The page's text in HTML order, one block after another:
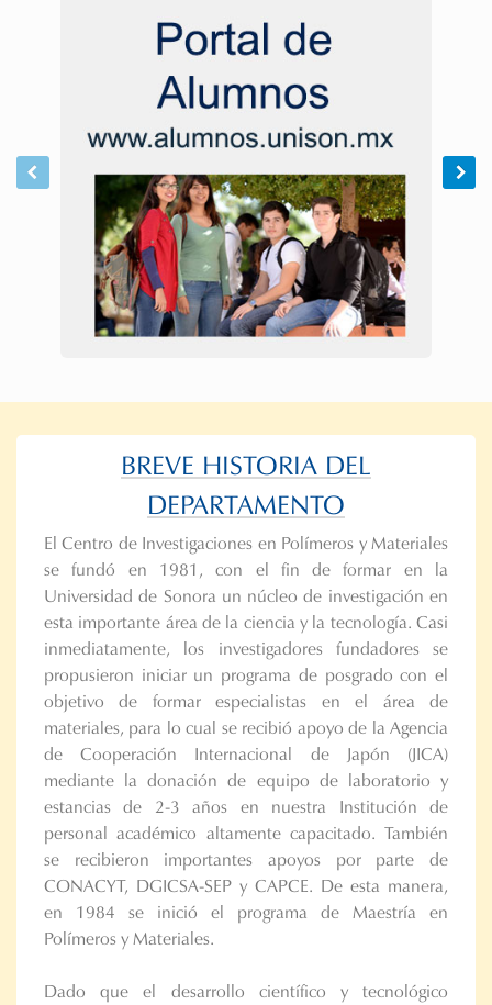
BREVE HISTORIA DEL
DEPARTAMENTO
El Centro de Investigaciones en Polímeros y Materiales
se fundó en 1981, con el fin de formar en la
Universidad de Sonora un núcleo de investigación en
esta importante área de la ciencia y la tecnología. Casi
inmediatamente, los investigadores fundadores se
propusieron iniciar un programa de posgrado con el
objetivo de formar especialistas en el área de
materiales, para lo cual se recibió apoyo de la Agencia
de Cooperación Internacional de Japón (JICA)
mediante la donación de equipo de laboratorio y
estancias de 2-3 años en nuestra Institución de
personal académico altamente capacitado. También
se recibieron importantes apoyos por parte de
CONACYT, DGICSA-SEP y CAPCE. De esta manera,
en 1984 se inició el programa de Maestría en
Polímeros y Materiales.
Dado que el desarrollo científico y tecnológico